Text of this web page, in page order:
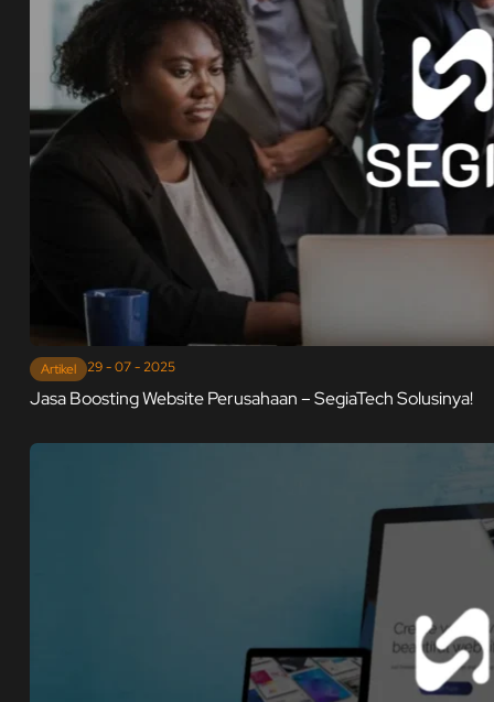
Artikel 29 - 07 - 2025
Jasa Boosting Website Perusahaan – SegiaTech Solusinya!